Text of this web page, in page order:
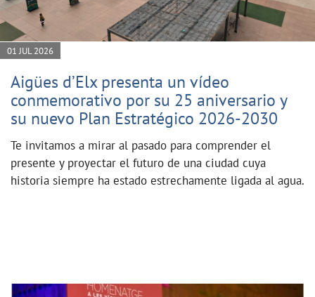
01 JUL 2026
Aigües d’Elx presenta un vídeo
conmemorativo por su 25 aniversario y
su nuevo Plan Estratégico 2026-2030
Te invitamos a mirar al pasado para comprender el
presente y proyectar el futuro de una ciudad cuya
historia siempre ha estado estrechamente ligada al agua.